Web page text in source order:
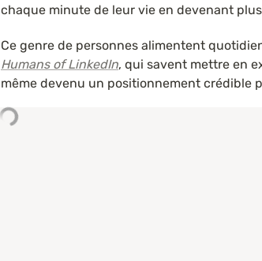
chaque minute de leur vie en devenant plus
Ce genre de personnes alimentent
Humans of LinkedIn, qui savent mettre en
même devenu un positionnement crédible